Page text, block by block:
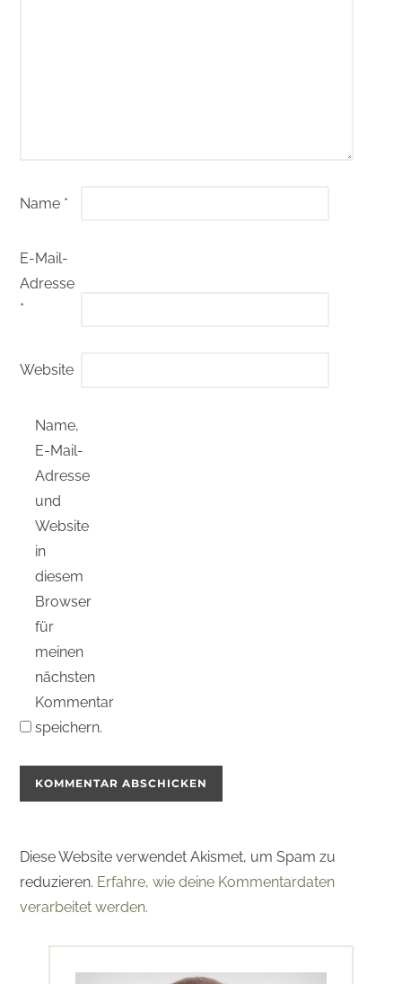
Name *
E-Mail-
Adresse
*
Website
Name,
E-Mail-
Adresse
und
Website
in
diesem
Browser
für
meinen
nächsten
Kommentar
speichern.
Diese Website verwendet Akismet, um Spam zu
reduzieren. Erfahre, wie deine Kommentardaten
verarbeitet werden.